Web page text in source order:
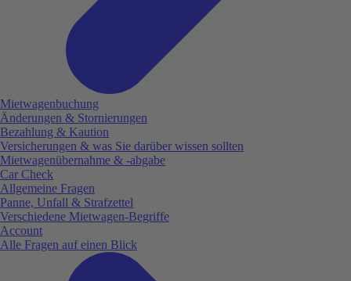
Mietwagenbuchung
Änderungen & Stornierungen
Bezahlung & Kaution
Versicherungen & was Sie darüber wissen sollten
Mietwagenübernahme & -abgabe
Car Check
Allgemeine Fragen
Panne, Unfall & Strafzettel
Verschiedene Mietwagen-Begriffe
Account
Alle Fragen auf einen Blick